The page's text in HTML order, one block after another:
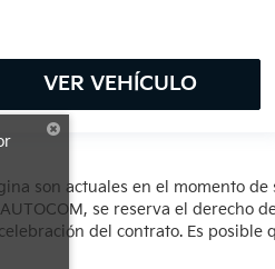
VER VEHÍCULO
son actuales en el momento
se reserva el derecho
del contrato. Es posible